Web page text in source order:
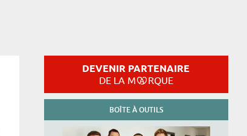
DEVENIR PARTENAIRE
DE LA M RQUE
BOÎTE À OUTILS